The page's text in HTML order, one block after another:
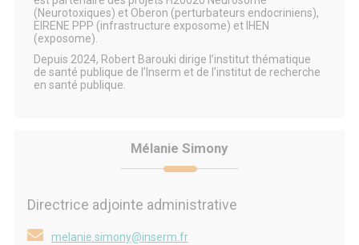
(Neurotoxiques) et Oberon (perturbateurs endocriniens),
EIRENE PPP (infrastructure exposome) et IHEN
(exposome).
Depuis 2024, Robert Barouki dirige l’institut thématique
de santé publique de l’Inserm et de l’institut de recherche
en santé publique.
Mélanie Simony
Directrice adjointe administrative
melanie.simony@inserm.fr